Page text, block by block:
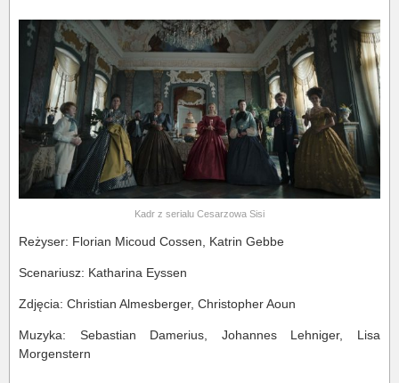
Kadr z serialu Cesarzowa Sisi
Reżyser: Florian Micoud Cossen, Katrin Gebbe
Scenariusz: Katharina Eyssen
Zdjęcia: Christian Almesberger, Christopher Aoun
Muzyka: Sebastian Damerius, Johannes Lehniger, Lisa
Morgenstern